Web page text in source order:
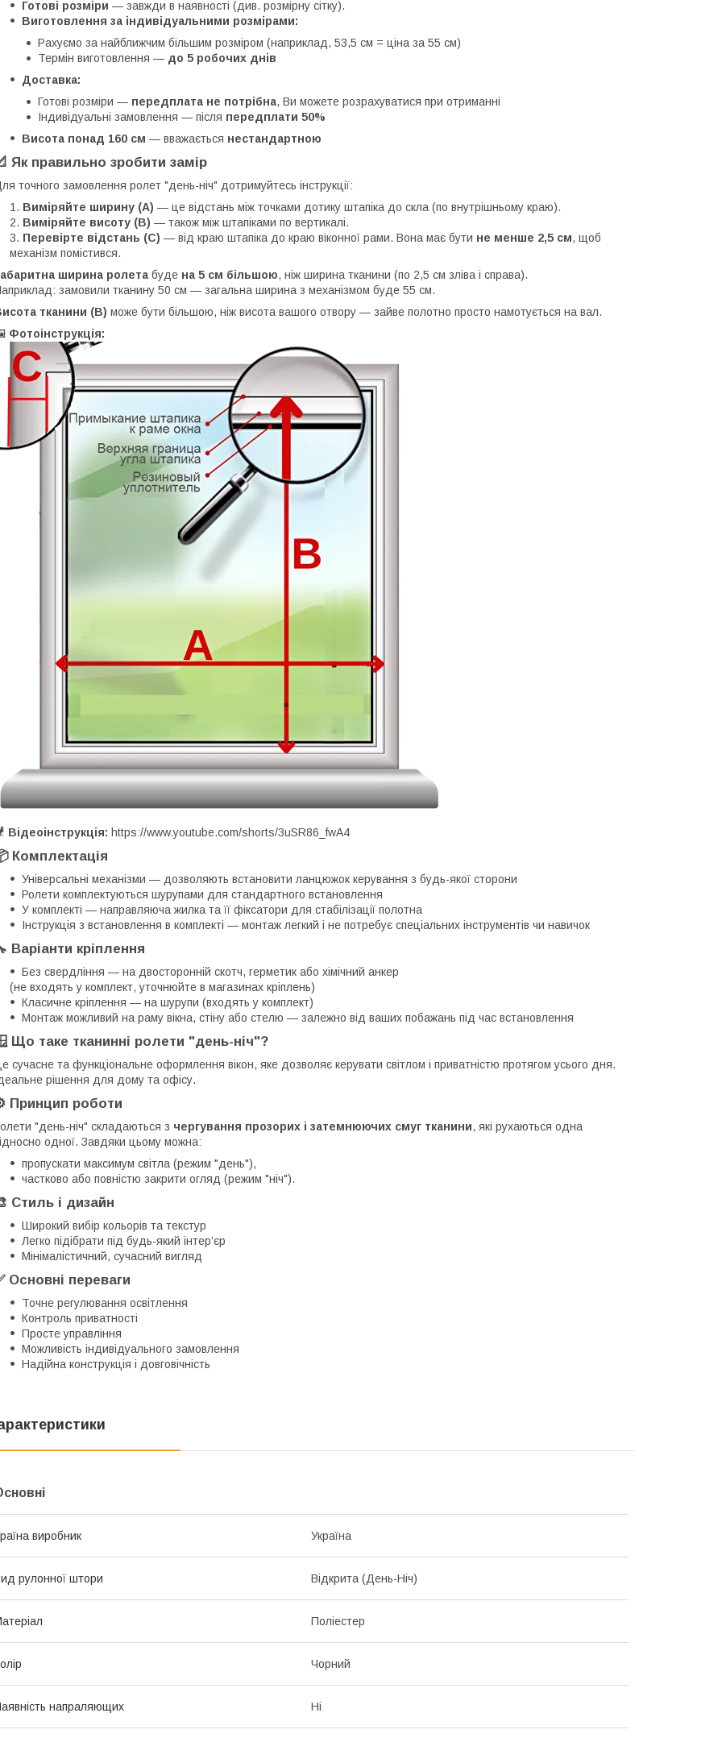
Готові розміри — завжди в наявності (див. розмірну сітку).
Виготовлення за індивідуальними розмірами:
Рахуємо за найближчим більшим розміром (наприклад, 53,5 см = ціна за 55 см)
Термін виготовлення — до 5 робочих днів
Доставка:
Готові розміри — передплата не потрібна, Ви можете розрахуватися при отриманні
Індивідуальні замовлення — після передплати 50%
Висота понад 160 см — вважається нестандартною
Як правильно зробити замір
точного замовлення ролет "день-ніч" дотримуйтесь інструкції:
Виміряйте ширину (A) — це відстань між точками дотику штапіка до скла (по внутрішньому краю).
Виміряйте висоту (B) — також між штапіками по вертикалі.
Перевірте відстань (C) — від краю штапіка до краю віконної рами. Вона має бути не менше 2,5 см, щоб
механізм помістився.
ширина ролета буде на 5 см більшою, ніж ширина тканини (по 2,5 см зліва і справа).
замовили тканину 50 см — загальна ширина з механізмом буде 55 см.
тканини (B) може бути більшою, ніж висота вашого отвору — зайве полотно просто намотується на вал.
Фотоінструкція:
Відеоінструкція: https://www.youtube.com/shorts/3uSR86_fwA4
Комплектація
Універсальні механізми — дозволяють встановити ланцюжок керування з будь-якої сторони
Ролети комплектуються шурупами для стандартного встановлення
У комплекті — направляюча жилка та її фіксатори для стабілізації полотна
Інструкція з встановлення в комплекті — монтаж легкий і не потребує спеціальних інструментів чи навичок
Варіанти кріплення
Без свердління — на двосторонній скотч, герметик або хімічний анкер
(не входять у комплект, уточнюйте в магазинах кріплень)
Класичне кріплення — на шурупи (входять у комплект)
Монтаж можливий на раму вікна, стіну або стелю — залежно від ваших побажань під час встановлення
Що таке тканинні ролети "день-ніч"?
сучасне та функціональне оформлення вікон, яке дозволяє керувати світлом і приватністю протягом усього дня.
рішення для дому та офісу.
Принцип роботи
"день-ніч" складаються з чергування прозорих і затемнюючих смуг тканини, які рухаються одна
одної. Завдяки цьому можна:
пропускати максимум світла (режим "день"),
частково або повністю закрити огляд (режим "ніч").
Стиль і дизайн
Широкий вибір кольорів та текстур
Легко підібрати під будь-який інтер’єр
Мінімалістичний, сучасний вигляд
Основні переваги
Точне регулювання освітлення
Контроль приватності
Просте управління
Можливість індивідуального замовлення
Надійна конструкція і довговічність
виробник Україна
рулонної штори Відкрита (День-Ніч)
Поліестер
Чорний
напраляющих Ні